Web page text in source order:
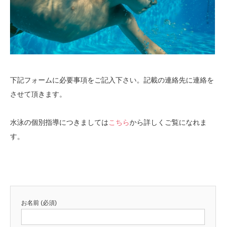
下記フォームに必要事項をご記入下さい。記載の連絡先に連絡を
させて頂きます。
水泳の個別指導につきましてはこちらから詳しくご覧になれま
す。
お名前 (必須)